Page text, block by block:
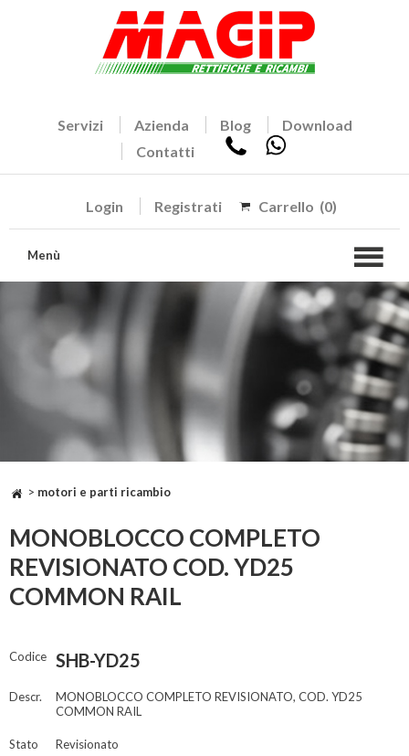
Servizi Azienda Blog
Download
Contatti
Login Registrati Carrello (0)
Menù
> motori e parti ricambio
MONOBLOCCO COMPLETO
REVISIONATO COD. YD25
COMMON RAIL
Codice SHB-YD25
Descr.
MONOBLOCCO COMPLETO REVISIONATO, COD. YD25
COMMON RAIL
Stato Revisionato